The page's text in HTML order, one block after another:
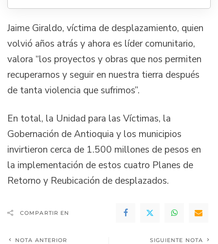
Jaime Giraldo, víctima de desplazamiento, quien
volvió años atrás y ahora es líder comunitario,
valora “los proyectos y obras que nos permiten
recuperarnos y seguir en nuestra tierra después
de tanta violencia que sufrimos”.
En total, la Unidad para las Víctimas, la
Gobernación de Antioquia y los municipios
invirtieron cerca de 1.500 millones de pesos en
la implementación de estos cuatro Planes de
Retorno y Reubicación de desplazados.
COMPARTIR EN
NOTA ANTERIOR SIGUIENTE NOTA